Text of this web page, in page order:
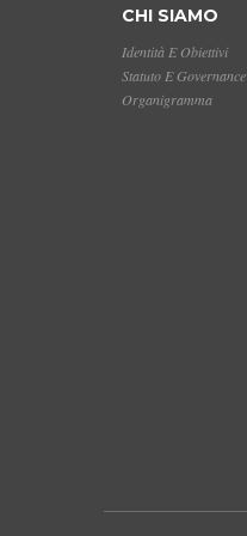
CHI SIAMO
Identità E Obiettivi
Statuto E Governance
Organigramma